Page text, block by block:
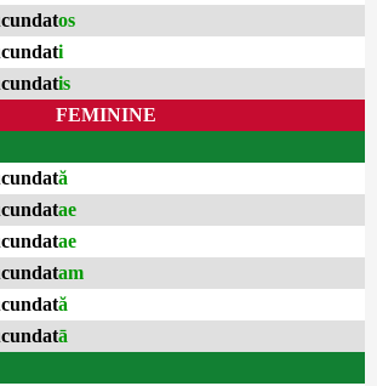
os
i
is
FEMININE
ă
ae
ae
am
ă
ā